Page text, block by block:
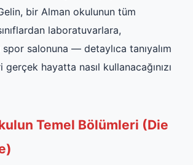
bir Alman okulunun tüm
laboratuvarlara,
salonuna — detaylıca tanıyalım
hayatta nasıl kullanacağınızı
Temel Bölümleri (Die